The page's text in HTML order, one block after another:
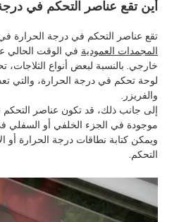
أين تقع عناصر التحكم في
تقع عناصر التحكم في درجة الحرارة
المجمدات العمودية في الوقت الحالي
خارجي. بالنسبة لبعض أنواع الثلاجات،
لوحة تحكم في درجة الحرارة، والتي
والفريزر.
إلى جانب ذلك، قد تكون عناصر
موجودة في الجزء الخلفي أو السفلي
ويمكن كتابة نطاقات درجة الحرارة أو
التحكم.